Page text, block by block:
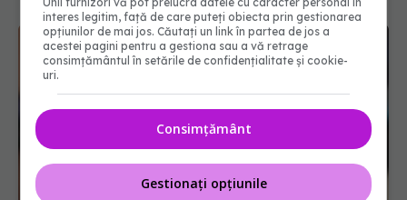
Căldura și tulburările afective, subiectul
săptămânii la DrPsy
interes legitim, față de care puteți obiecta prin gestionarea
opțiunilor de mai jos. Căutați un link în partea de jos a
acestei pagini pentru a gestiona sau a vă retrage
consimțământul în setările de confidențialitate și cookie-
uri.
Consimțământ
Gestionați opțiunile